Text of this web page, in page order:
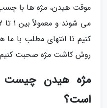
موقت هیدن، مژه ها با
کنیم تا انتهای مطلب با ما
روش کاشت مژه صحبت کنیم
مژه هیدن
است؟